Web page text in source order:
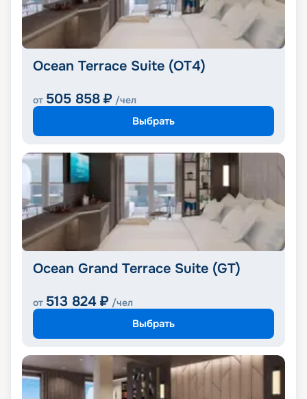
Ocean Terrace Suite (OT4)
от 505 858 ₽ /чел
Выбрать
Ocean Grand Terrace Suite (GT)
от 513 824 ₽ /чел
Выбрать